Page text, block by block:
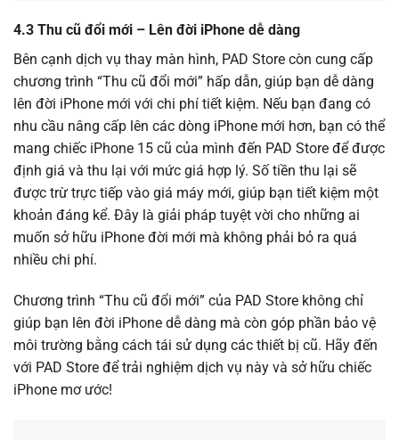
4.3 Thu cũ đổi mới – Lên đời iPhone dễ dàng
Bên cạnh dịch vụ thay màn hình, PAD Store còn cung cấp
chương trình “Thu cũ đổi mới” hấp dẫn, giúp bạn dễ dàng
lên đời iPhone mới với chi phí tiết kiệm. Nếu bạn đang có
nhu cầu nâng cấp lên các dòng iPhone mới hơn, bạn có thể
mang chiếc iPhone 15 cũ của mình đến PAD Store để được
định giá và thu lại với mức giá hợp lý. Số tiền thu lại sẽ
được trừ trực tiếp vào giá máy mới, giúp bạn tiết kiệm một
khoản đáng kể. Đây là giải pháp tuyệt vời cho những ai
muốn sở hữu iPhone đời mới mà không phải bỏ ra quá
nhiều chi phí.
Chương trình “Thu cũ đổi mới” của PAD Store không chỉ
giúp bạn lên đời iPhone dễ dàng mà còn góp phần bảo vệ
môi trường bằng cách tái sử dụng các thiết bị cũ. Hãy đến
với PAD Store để trải nghiệm dịch vụ này và sở hữu chiếc
iPhone mơ ước!